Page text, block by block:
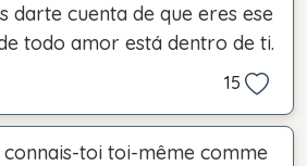
darte cuenta de que eres ese
todo amor está dentro de ti.
15
toi toi-même comme